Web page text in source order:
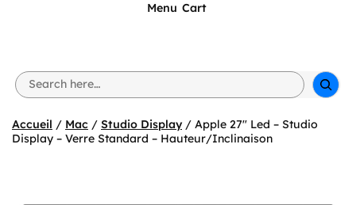
Menu Cart
S
e
r
c
Accueil / Mac / Studio Display/ Apple 27″ Led – Studio
Display – Verre Standard – Hauteur/Inclinaison